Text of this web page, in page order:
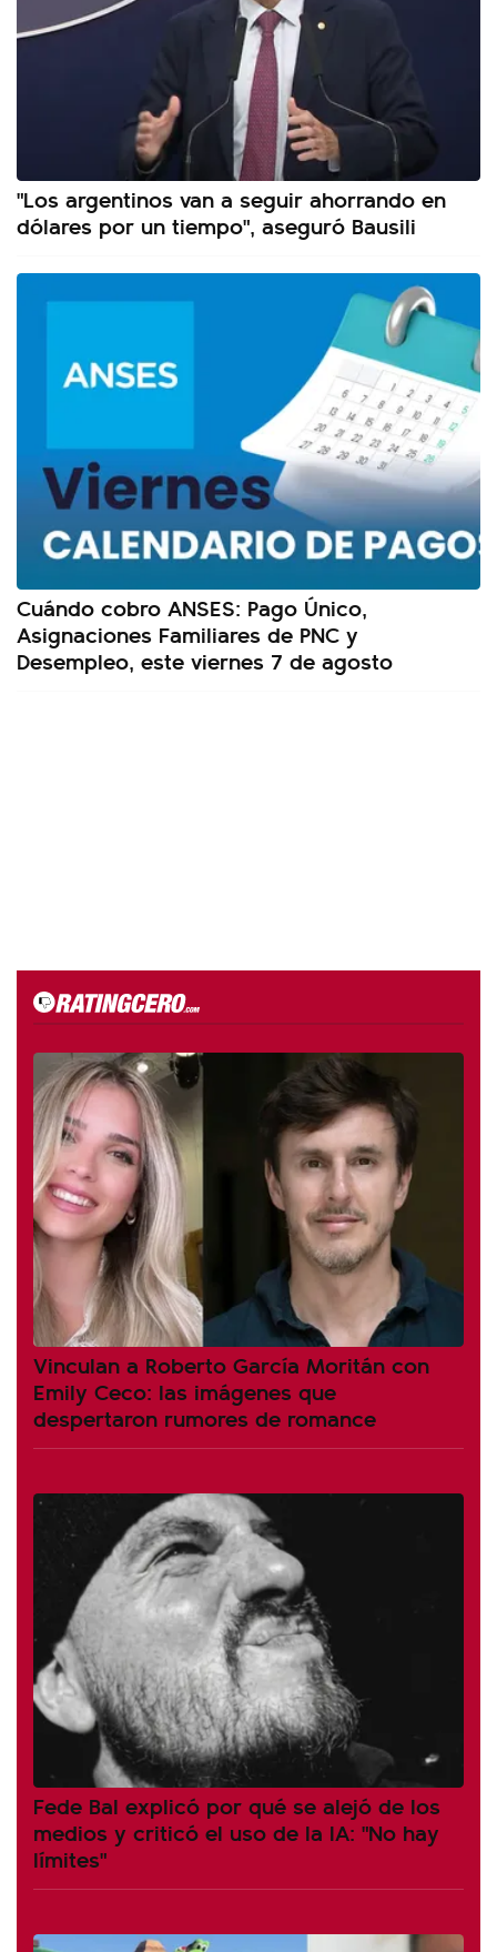
"Los argentinos van a seguir ahorrando en
dólares por un tiempo", aseguró Bausili
Cuándo cobro ANSES: Pago Único,
Asignaciones Familiares de PNC y
Desempleo, este viernes 7 de agosto
Vinculan a Roberto García Moritán con
Emily Ceco: las imágenes que
despertaron rumores de romance
Fede Bal explicó por qué se alejó de los
medios y criticó el uso de la IA: "No hay
límites"